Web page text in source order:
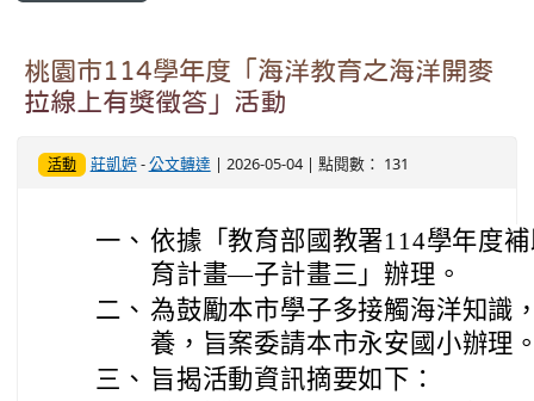
桃園市114學年度「海洋教育之海洋開麥
拉線上有獎徵答」活動
活動 莊凱婷-公文轉達 | 2026-05-04 | 點閱數： 131
一、 依據「教育部國教署114學年度
育計畫—子計畫三」辦理。
二、 為鼓勵本市學子多接觸海洋知識
養，旨案委請本市永安國小辦理
三、 旨揭活動資訊摘要如下：